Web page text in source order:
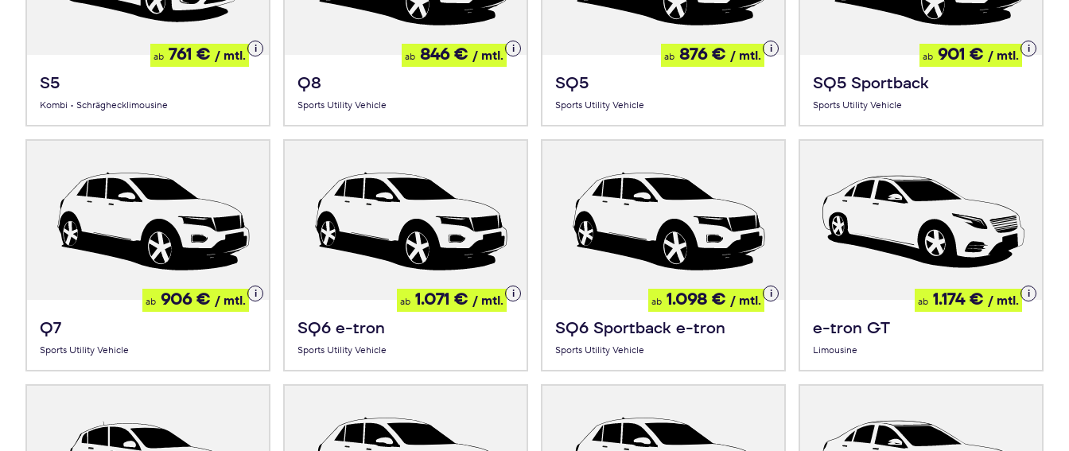
S5
Kombi • Schräghecklimousine
ab 761 € / mtl.
Details
zum
Q8
Sports Utility Vehicle
ab 846 € / mtl.
Details
zum
SQ5
Sports Utility Vehicle
ab 876 € / mtl.
Details
zum
SQ5 Sportback
Sports Utility Vehicle
ab 901 € / mtl.
Details
zum
Q7
Sports Utility Vehicle
ab 906 € / mtl.
Details
zum
SQ6 e-tron
Sports Utility Vehicle
ab 1.071 € / mtl.
Details
zum
SQ6 Sportback e-tron
Sports Utility Vehicle
ab 1.098 € / mtl.
Details
zum
e-tron GT
Limousine
ab 1.174 € / mtl.
Details
zum